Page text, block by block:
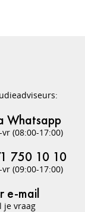
Whatsapp
vr (08:00-17:00)
750 10 10
vr (09:00-17:00)
e-mail
je vraag